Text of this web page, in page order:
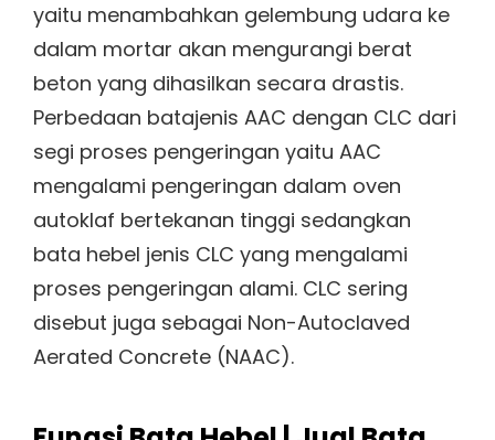
yaitu menambahkan gelembung udara ke
dalam mortar akan mengurangi berat
beton yang dihasilkan secara drastis.
Perbedaan batajenis AAC dengan CLC dari
segi proses pengeringan yaitu AAC
mengalami pengeringan dalam oven
autoklaf bertekanan tinggi sedangkan
bata hebel jenis CLC yang mengalami
proses pengeringan alami. CLC sering
disebut juga sebagai Non-Autoclaved
Aerated Concrete (NAAC).